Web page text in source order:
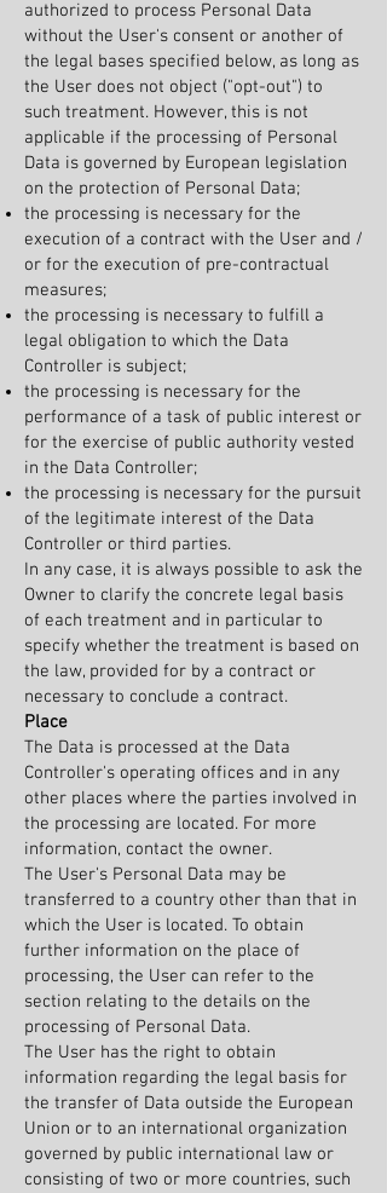
authorized to process Personal Data
without the User's consent or another of
the legal bases specified below, as long as
the User does not object ("opt-out") to
such treatment. However, this is not
applicable if the processing of Personal
Data is governed by European legislation
on the protection of Personal Data;
the processing is necessary for the
execution of a contract with the User and /
or for the execution of pre-contractual
measures;
the processing is necessary to fulfill a
legal obligation to which the Data
Controller is subject;
the processing is necessary for the
performance of a task of public interest or
for the exercise of public authority vested
in the Data Controller;
the processing is necessary for the pursuit
of the legitimate interest of the Data
Controller or third parties.
In any case, it is always possible to ask the
Owner to clarify the concrete legal basis
of each treatment and in particular to
specify whether the treatment is based on
the law, provided for by a contract or
necessary to conclude a contract.
Place
The Data is processed at the Data
Controller's operating offices and in any
other places where the parties involved in
the processing are located. For more
information, contact the owner.
The User's Personal Data may be
transferred to a country other than that in
which the User is located. To obtain
further information on the place of
processing, the User can refer to the
section relating to the details on the
processing of Personal Data.
The User has the right to obtain
information regarding the legal basis for
the transfer of Data outside the European
Union or to an international organization
governed by public international law or
consisting of two or more countries, such